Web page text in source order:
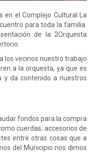
en el Complejo Cultural La
para toda la familia.
de la 2Orquesta
los vecinos nuestro trabajo
a la orquesta, ya que es
y da contenido a nuestros
fondos para la compra
cuerdas, accesorios de
entre otras cosas que a
del Municipio nos dimos